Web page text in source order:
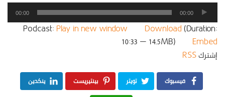
مشغل
الصوت
00:00
00:00
Podcast: Play in new window Download(Duration:
10:33 — 14.5MB) | Embed
إشتركRSS
فيسبوك تويتر بينتيريست
ينكدين